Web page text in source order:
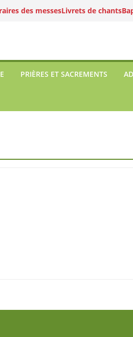
des messesLivrets de chants
PRIÈRES ET SACREMENTS